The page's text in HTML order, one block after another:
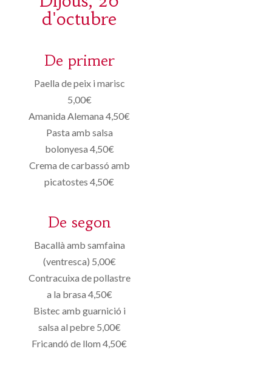
d'octubre
De primer
Paella de peix i marisc
5,00€
Amanida Alemana 4,50€
Pasta amb salsa
bolonyesa 4,50€
Crema de carbassó amb
picatostes 4,50€
De segon
Bacallà amb samfaina
(ventresca) 5,00€
Contracuixa de pollastre
a la brasa 4,50€
Bistec amb guarnició i
salsa al pebre 5,00€
Fricandó de llom 4,50€